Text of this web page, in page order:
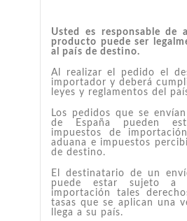
Usted es responsable de
producto puede ser
al país de destino.
Al realizar el pedido el
importador y deberá
leyes y reglamentos del
Los pedidos que se
de España pueden
impuestos de
aduana e impuestos
de destino.
El destinatario de un
puede estar sujeto a
importación tales
tasas que se aplican una
llega a su país.